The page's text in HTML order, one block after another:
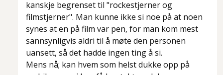
kanskje begrenset til "rockestjerner og
filmstjerner". Man kunne ikke si noe på at noen
synes at en på film var pen, for man kom mest
sannsynligvis aldri til å møte den personen
uansett, så det hadde ingen ting å si.
Mens nå; kan hvem som helst dukke opp på